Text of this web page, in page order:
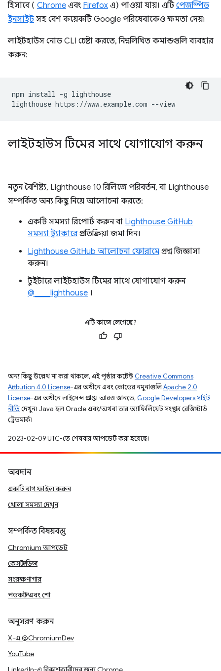
হিসাবে ( Chrome এবং Firefox এ) পাওয়া যায়। এটিপেজস্পিড
ইনসাইটসহ বেশ কয়েকটি Google পরিষেবাকেও ক্ষমতা দেয়৷
লাইটহাউস নোড CLI চেষ্টা করতে, নিম্নলিখিত কমান্ডগুলি ব্যবহার
করুন:
npm install -g lighthouse
লাইটহাউস টিমের সাথে যোগাযোগ করুন
নতুন বৈশিষ্ট্য, Lighthouse 10 রিলিজে পরিবর্তন, বা Lighthouse
সম্পর্কিত অন্য কিছু নিয়ে আলোচনা করতে:
একটি সমস্যা রিপোর্ট করুন বা Lighthouse GitHub
সমস্যা ট্র্যাকারেপ্রতিক্রিয়া জমা দিন।
Lighthouse GitHub আলোচনা ফোরামে প্রশ্ন জিজ্ঞাসা
করুন।
টুইটারে লাইটহাউস টিমের সাথে যোগাযোগ করুন
@____lighthouse ।
এটি কাজে লেগেছে?
অন্য কিছু উল্লেখ না করা থাকলে, এই পৃষ্ঠার কন্টেন্ট Creative Commons
Attribution 4.0 License-এর অধীনে এবং কোডের নমুনাগুলিApache 2.0
License-এর অধীনে লাইসেন্স প্রাপ্ত। আরও জানতে, Google Developers সাইট
নীতিদেখুন। Java হল Oracle এবং/অথবা তার অ্যাফিলিয়েট সংস্থার রেজিস্টার্ড
ট্রেডমার্ক।
2023-02-09 UTC-তে শেষবার আপডেট করা হয়েছে।
অবদান
একটি বাগ ফাইল করুন
খোলা সমস্যা দেখুন
সম্পর্কিত বিষয়বস্তু
Chromium আপডেট
কেস স্টাডিজ
সংরক্ষণাগার
পডকাস্ট এবং শো
অনুসরণ করুন
X-এ @ChromiumDev
YouTube